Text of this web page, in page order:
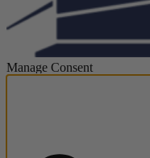
Manage Consent